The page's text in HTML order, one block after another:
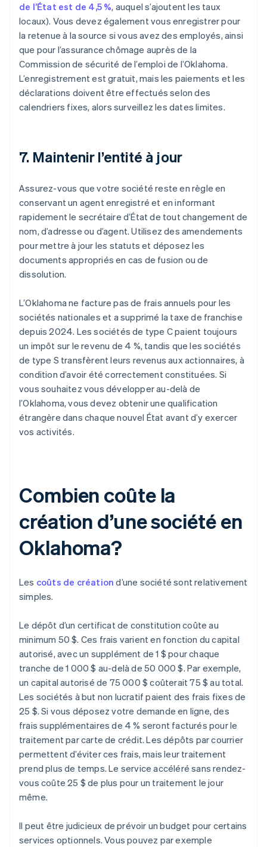
de l’État est de 4,5 %, auquel s’ajoutent les taux
locaux). Vous devez également vous enregistrer pour
la retenue à la source si vous avez des employés, ainsi
que pour l’assurance chômage auprès de la
Commission de sécurité de l’emploi de l’Oklahoma.
L’enregistrement est gratuit, mais les paiements et les
déclarations doivent être effectués selon des
calendriers fixes, alors surveillez les dates limites.
7. Maintenir l’entité à jour
Assurez-vous que votre société reste en règle en
conservant un agent enregistré et en informant
rapidement le secrétaire d’État de tout changement de
nom, d’adresse ou d’agent. Utilisez des amendements
pour mettre à jour les statuts et déposez les
documents appropriés en cas de fusion ou de
dissolution.
L’Oklahoma ne facture pas de frais annuels pour les
sociétés nationales et a supprimé la taxe de franchise
depuis 2024. Les sociétés de type C paient toujours
un impôt sur le revenu de 4 %, tandis que les sociétés
de type S transfèrent leurs revenus aux actionnaires, à
condition d’avoir été correctement constituées. Si
vous souhaitez vous développer au-delà de
l’Oklahoma, vous devez obtenir une qualification
étrangère dans chaque nouvel État avant d’y exercer
vos activités.
Combien coûte la
création d’une société en
Oklahoma?
Les coûts de création d’une société sont relativement
simples.
Le dépôt d’un certificat de constitution coûte au
minimum 50 $. Ces frais varient en fonction du capital
autorisé, avec un supplément de 1 $ pour chaque
tranche de 1 000 $ au-delà de 50 000 $. Par exemple,
un capital autorisé de 75 000 $ coûterait 75 $ au total.
Les sociétés à but non lucratif paient des frais fixes de
25 $. Si vous déposez votre demande en ligne, des
frais supplémentaires de 4 % seront facturés pour le
traitement par carte de crédit. Les dépôts par courrier
permettent d’éviter ces frais, mais leur traitement
prend plus de temps. Le service accéléré sans rendez-
vous coûte 25 $ de plus pour un traitement le jour
même.
Il peut être judicieux de prévoir un budget pour certains
services optionnels. Vous pouvez par exemple